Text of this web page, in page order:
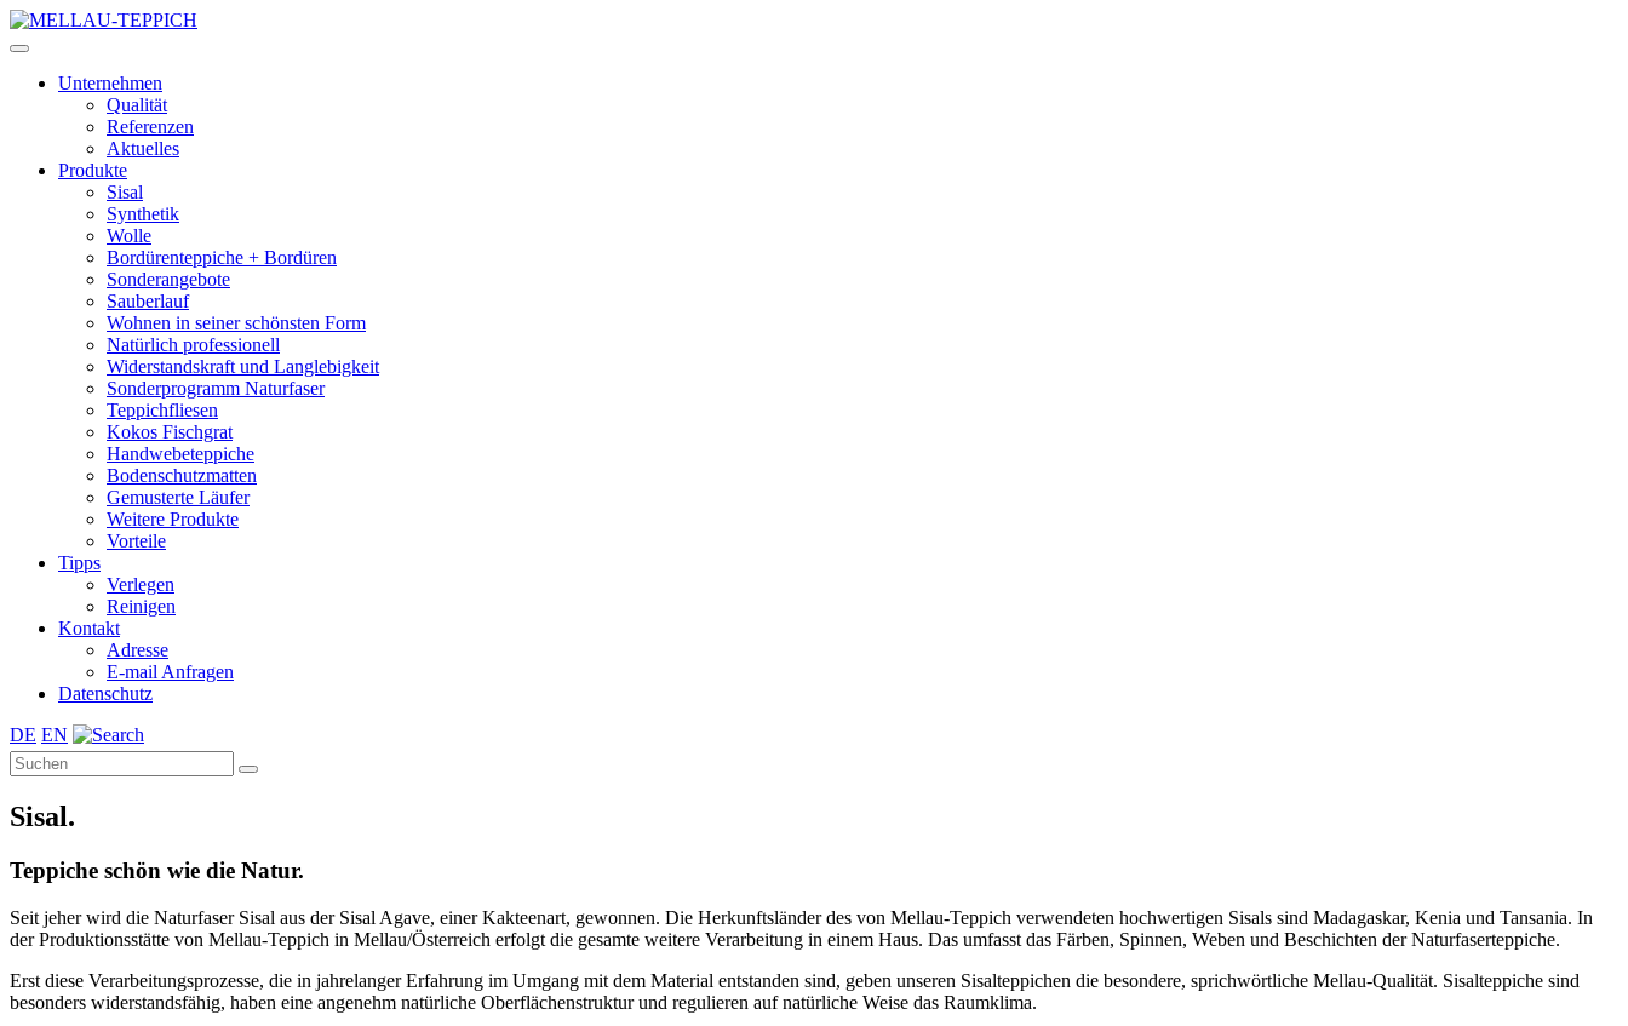
Unternehmen
Qualität
Referenzen
Aktuelles
Produkte
Sisal
Synthetik
Wolle
Bordürenteppiche + Bordüren
Sonderangebote
Sauberlauf
Wohnen in seiner schönsten Form
Natürlich professionell
Widerstandskraft und Langlebigkeit
Sonderprogramm Naturfaser
Teppichfliesen
Kokos Fischgrat
Handwebeteppiche
Bodenschutzmatten
Gemusterte Läufer
Weitere Produkte
Vorteile
Tipps
Verlegen
Reinigen
Kontakt
Adresse
E-mail Anfragen
Datenschutz
DE EN
Sisal.
Teppiche schön wie die Natur.
Seit jeher wird die Naturfaser Sisal aus der Sisal Agave, einer Kakteenart, gewonnen. Die Herkunftsländer des von Mellau-Teppich verwendeten hochwertigen Sisals sind Madagaskar, Kenia und Tansania. In
der Produktionsstätte von Mellau-Teppich in Mellau/Österreich erfolgt die gesamte weitere Verarbeitung in einem Haus. Das umfasst das Färben, Spinnen, Weben und Beschichten der Naturfaserteppiche.
Erst diese Verarbeitungsprozesse, die in jahrelanger Erfahrung im Umgang mit dem Material entstanden sind, geben unseren Sisalteppichen die besondere, sprichwörtliche Mellau-Qualität. Sisalteppiche sind
besonders widerstandsfähig, haben eine angenehm natürliche Oberflächenstruktur und regulieren auf natürliche Weise das Raumklima.